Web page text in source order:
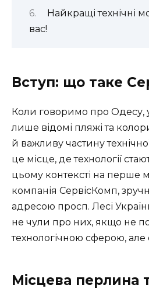
Найкращі технічні
вас!
Вступ: що таке
Коли говоримо про Одесу,
лише відомі пляжі та
й важливу частину
це місце, де технології
цьому контексті на перше
компанія СервісКомп,
адресою просп. Лесі
не чули про них, якщо не
технологічною сферою,
Місцева перлина